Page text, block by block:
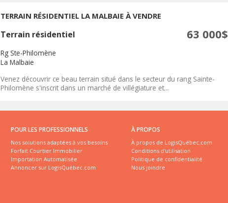
TERRAIN RÉSIDENTIEL LA MALBAIE À VENDRE
Terrain résidentiel 63 000$
Rg Ste-Philomène
La Malbaie
Venez découvrir ce beau terrain situé dans le secteur du rang Sainte-
Philomène s'inscrit dans un marché de villégiature et...
POUR LES PROFESSIONNELS
Nos solutions adaptées à vos besoins
Forfait Courtier Immobilier
Importation Automatisée
Annoncer sur LogisQuébec.com
À PROPOS
À propos de LogisQuébec.com
Conditions d'utilisation
Politique de confidentialité
Nous joindre